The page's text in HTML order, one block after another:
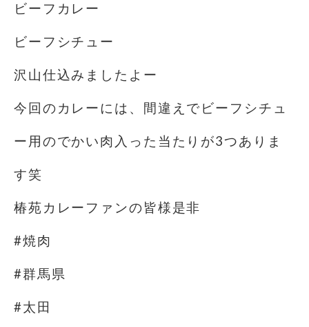
ビーフカレー
ビーフシチュー
沢山仕込みましたよー
今回のカレーには、間違えでビーフシチュ
ー用のでかい肉入った当たりが3つありま
す笑
椿苑カレーファンの皆様是非
#焼肉
#群馬県
#太田